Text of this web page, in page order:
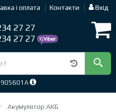
і оплата Контакти Вхід
27 27
27 27
Акумулятор АКБ